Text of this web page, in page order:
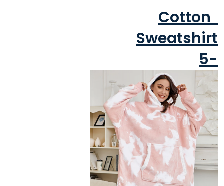
Sweatshirt
-5